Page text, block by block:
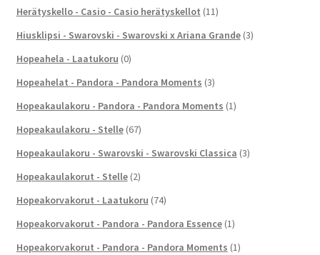
Herätyskello - Casio - Casio herätyskellot (11)
Hiusklipsi - Swarovski - Swarovski x Ariana Grande (3)
Hopeahela - Laatukoru (0)
Hopeahelat - Pandora - Pandora Moments (3)
Hopeakaulakoru - Pandora - Pandora Moments (1)
Hopeakaulakoru - Stelle (67)
Hopeakaulakoru - Swarovski - Swarovski Classica (3)
Hopeakaulakorut - Stelle (2)
Hopeakorvakorut - Laatukoru (74)
Hopeakorvakorut - Pandora - Pandora Essence (1)
Hopeakorvakorut - Pandora - Pandora Moments (1)